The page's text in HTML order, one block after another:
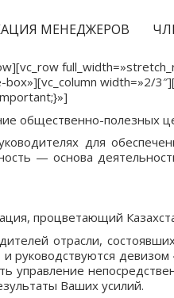
МЕНЕДЖЕРОВ
width=»2/
общественно-полезных
для
— основа
процветающий
отрасли,
девизом
управление
Ваших усилий.